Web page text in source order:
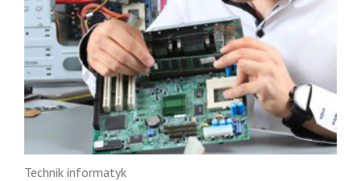
Technik informatyk